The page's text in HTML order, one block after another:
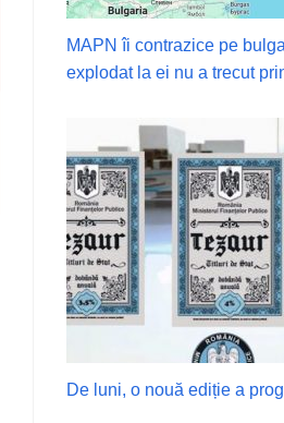
MAPN îi contrazice pe
explodat la ei nu a trecut
De luni, o nouă ediție a